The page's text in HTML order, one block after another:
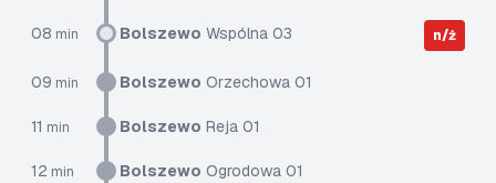
08 min Bolszewo Wspólna 03 n/ż
09 min Bolszewo Orzechowa 01
11 min Bolszewo Reja 01
12 min Bolszewo Ogrodowa 01